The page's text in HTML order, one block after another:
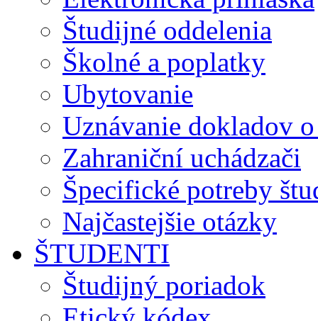
Študijné oddelenia
Školné a poplatky
Ubytovanie
Uznávanie dokladov
Zahraniční uchádzači
Špecifické potreby
Najčastejšie otázky
ŠTUDENTI
Študijný poriadok